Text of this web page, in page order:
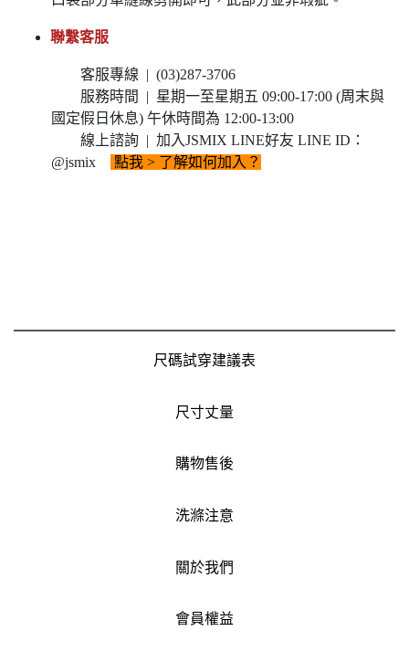
聯繫客服
客服專線 | (03)287-3706
服務時間 | 星期一至星期五 09:00-17:00 (周末與
國定假日休息) 午休時間為 12:00-13:00
線上諮詢 | 加入JSMIX LINE好友 LINE ID：
@jsmix
點我 > 了解如何加入？
尺碼試穿建議表
尺寸丈量
購物售後
洗滌注意
關於我們
會員權益